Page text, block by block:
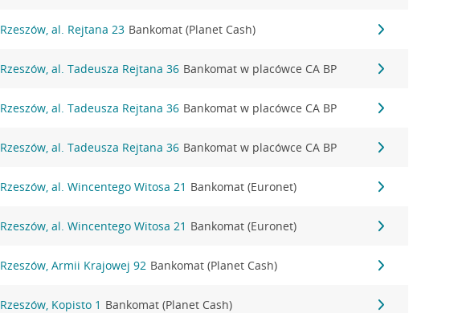
Rzeszów, al. Rejtana 23 Bankomat (Planet Cash)
Rzeszów, al. Tadeusza Rejtana 36 Bankomat w placówce CA BP
Rzeszów, al. Tadeusza Rejtana 36 Bankomat w placówce CA BP
Rzeszów, al. Tadeusza Rejtana 36 Bankomat w placówce CA BP
Rzeszów, al. Wincentego Witosa 21 Bankomat (Euronet)
Rzeszów, al. Wincentego Witosa 21 Bankomat (Euronet)
Rzeszów, Armii Krajowej 92 Bankomat (Planet Cash)
Rzeszów, Kopisto 1 Bankomat (Planet Cash)